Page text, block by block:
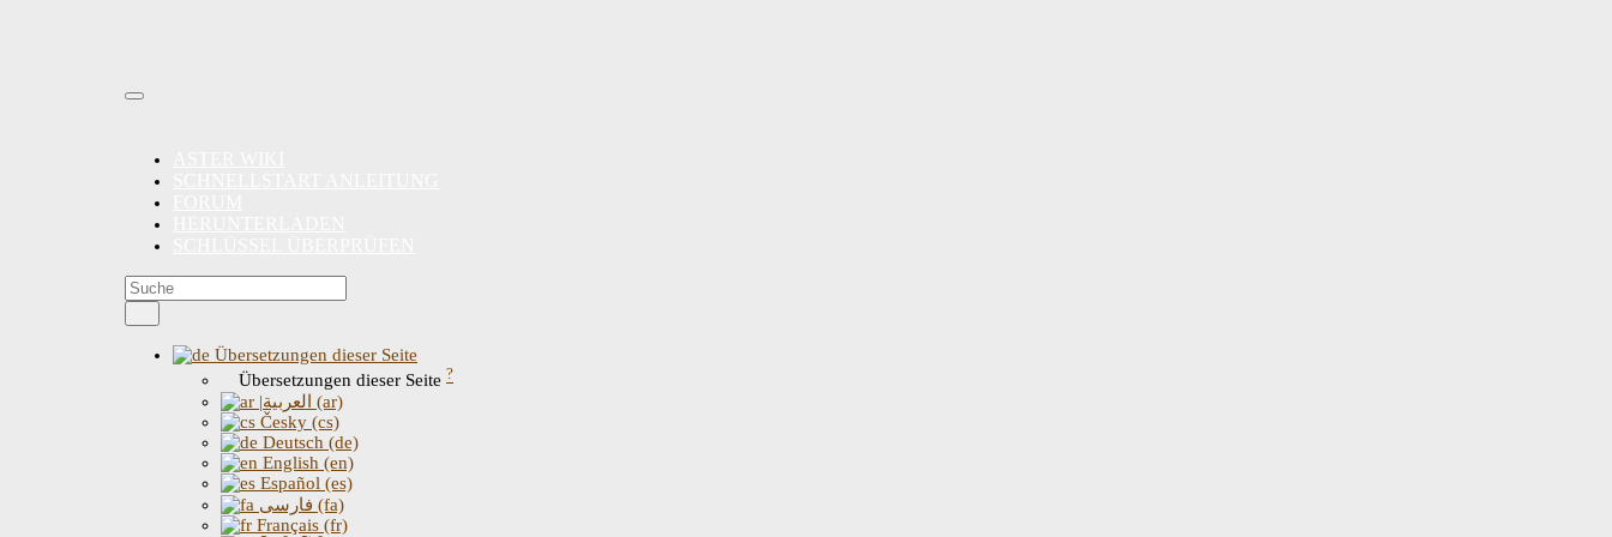
Übersetzungen dieser Seite
Übersetzungen dieser Seite ?
|العربية (ar)
Česky (cs)
Deutsch (de)
English (en)
Español (es)
فارسی (fa)
Français (fr)